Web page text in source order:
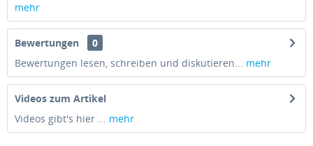
mehr
Bewertungen
0
Bewertungen lesen, schreiben und diskutieren... mehr
Videos zum Artikel
Videos gibt's hier ... mehr